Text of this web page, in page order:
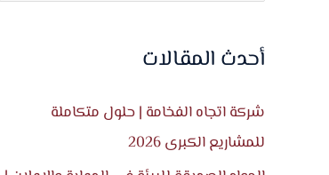
ب
ح
ث
ع
أحدث المقالات
شركة اتجاه الفخامة | حلول متكاملة
للمشاريع الكبرى 2026